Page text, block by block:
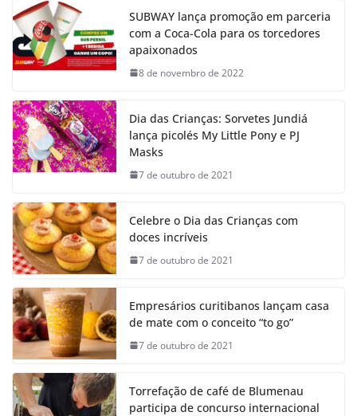
SUBWAY lança promoção em parceria
com a Coca-Cola para os torcedores
apaixonados
8 de novembro de 2022
Dia das Crianças: Sorvetes Jundiá
lança picolés My Little Pony e PJ
Masks
7 de outubro de 2021
Celebre o Dia das Crianças com
doces incríveis
7 de outubro de 2021
Empresários curitibanos lançam casa
de mate com o conceito “to go”
7 de outubro de 2021
Torrefação de café de Blumenau
participa de concurso internacional